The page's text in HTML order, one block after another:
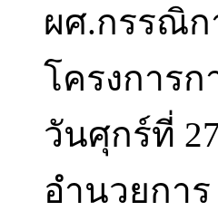
ผศ.กรรณิก
โครงการ
วันศุกร์ที่
อำนวยกา